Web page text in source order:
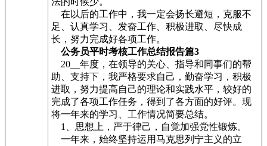
在以后的工作中，我一定会扬长避短，克服不
足、认真学习、发奋工作、积极进取、尽快成
长，努力完成好各项工作。
公务员平时考核工作总结报告篇3
20__年度，在领导的关心、指导和同事们的帮
助、支持下，我严格要求自己，勤奋学习，积极
进取，努力提高自己的理论和实践水平，较好的
完成了各项工作任务，得到了各方面的好评。现
将一年来的学习、工作情况简要总结。
1、思想上，严于律己，自觉加强党性锻炼。
一年来，始终坚持运用马克思列宁主义的立